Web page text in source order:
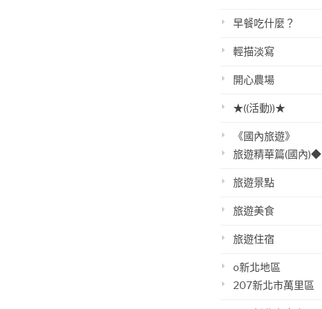
早餐吃什麼？
輕描淡寫
開心農場
★((活動))★
《國內旅遊》
旅遊精華篇(國內)◆
旅遊景點
旅遊美食
旅遊住宿
o新北地區
207新北市萬里區